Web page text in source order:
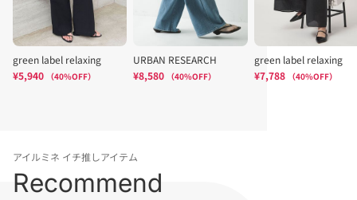
アイルミネ イチ推しアイテム
Recommend